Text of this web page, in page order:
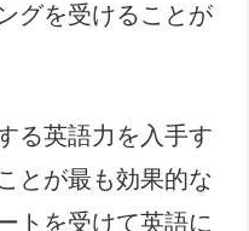
グを受けることが
る英語力を入手す
とが最も効果的な
トを受けて英語に